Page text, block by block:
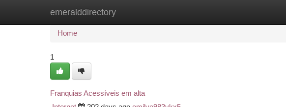
emeralddirectory
Home New Site Listings
Home
1
Franquias Acessíveis em alta